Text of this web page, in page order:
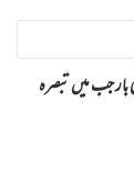
جب میں تبصرہ